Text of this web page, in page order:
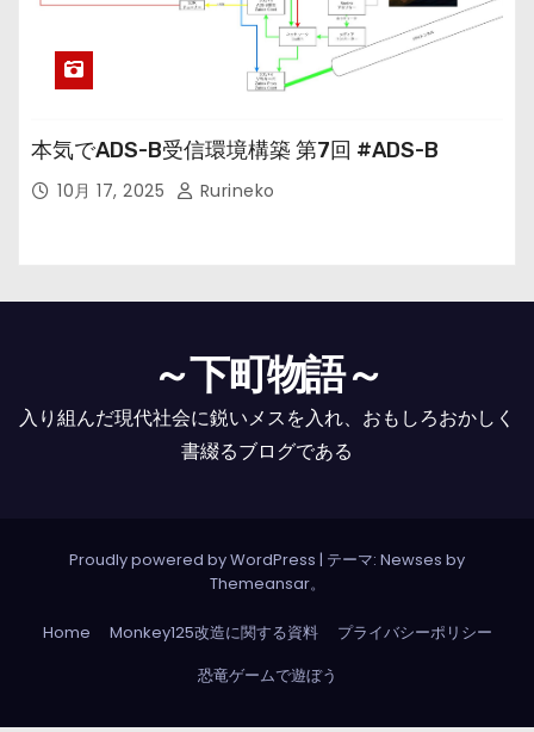
本気でADS-B受信環境構築 第7回 #ADS-B
10月 17, 2025 Rurineko
～下町物語～
入り組んだ現代社会に鋭いメスを入れ、おもしろおかしく
書綴るブログである
Proudly powered by WordPress | テーマ: Newses by
Themeansar。
Home Monkey125改造に関する資料
プライバシーポリシー
恐竜ゲームで遊ぼう